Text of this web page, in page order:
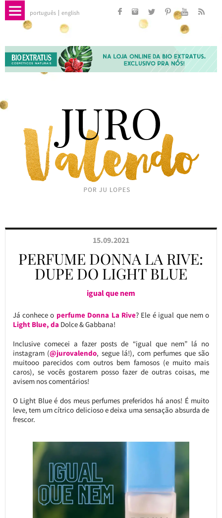
português english
15.09.2021
PERFUME DONNA LA RIVE:
DUPE DO LIGHT BLUE
igual que nem
Já conhece o perfume Donna La Rive? Ele é igual que nem o
Light Blue, da Dolce & Gabbana!
Inclusive comecei a fazer posts de “igual que nem” lá no
instagram (@jurovalendo, segue lá!), com perfumes que são
muitooo parecidos com outros bem famosos (e muito mais
caros), se vocês gostarem posso fazer de outras coisas, me
avisem nos comentários!
O Light Blue é dos meus perfumes preferidos há anos! É muito
leve, tem um cítrico delicioso e deixa uma sensação absurda de
frescor.